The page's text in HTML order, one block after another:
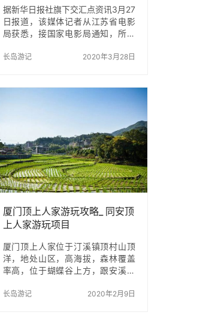
据新华日报社旗下交汇点资讯3月27
日报道，该媒体记者从江苏省电影
局获悉，接国家电影局通知，所有
营业，具体复业时间等国家电影局
月23日，全国有528家影院复工，
全国复工率4.65%，当日全国票房
各省，北京暂无影院复工，上海、
广州、深圳均有影片上映。值得一
提的是，日前，上海市宣布电影院
将从3月28日起对外营业。据悉，
上海共有205家影院第一批复市，
并已确定了《哪吒之魔童降世》
长岛游记 2020年3月28日
厦门顶上人家游玩攻略_ 同安顶
上人家游玩项目
厦门顶上人家位于汀溪镇顶村山顶
洋，地处山区，高海拔，森林覆盖
率高，位于蝴蝶谷上方，跟安溪只
山脉，远离污染，空气清新，风景
长岛游记 2020年2月9日